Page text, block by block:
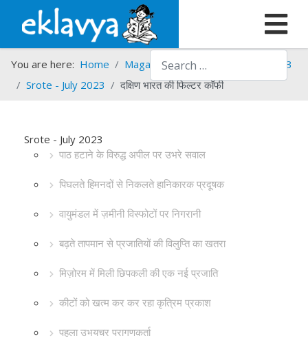
Search
You are here: Home Magazines Srote
Srote - 2023
Srote - July 2023
दक्षिण भारत की फिल्टर कॉफी
Srote - July 2023
पाठ हटाने के विरुद्ध अपील पर उभरे सवाल
पिघलते हिमनदों से निकलते हानिकारक प्रदूषक
वायुमंडल में ज़मीनी विस्फोटों पर निगरानी
बढ़ते तापमान से प्रजातियों की विलुप्ति का खतरा
मिज़ोरम में मिली छिपकली की एक नई प्रजाति
कीटों को खत्म कर कर रहा कृत्रिम प्रकाश
पहला उभयचर परागणकर्ता